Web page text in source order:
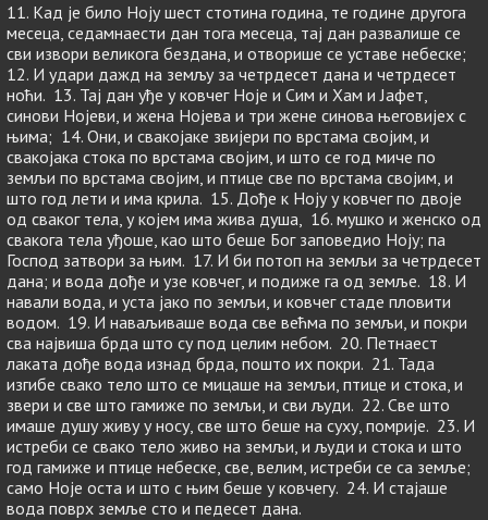
11. Кад је било Ноју шест стотина година, те године другога
месеца, седамнаести дан тога месеца, тај дан развалише се
сви извори великога бездана, и отворише се уставе небеске;
12. И удари дажд на земљу за четрдесет дана и четрдесет
ноћи. 13. Тај дан уђе у ковчег Ноје и Сим и Хам и Јафет,
синови Нојеви, и жена Нојева и три жене синова његовијех с
њима; 14. Они, и свакојаке звијери по врстама својим, и
свакојака стока по врстама својим, и што се год миче по
земљи по врстама својим, и птице све по врстама својим, и
што год лети и има крила. 15. Дође к Ноју у ковчег по двоје
од сваког тела, у којем има жива душа, 16. мушко и женско од
свакога тела уђоше, као што беше Бог заповедио Ноју; па
Господ затвори за њим. 17. И би потоп на земљи за четрдесет
дана; и вода дође и узе ковчег, и подиже га од земље. 18. И
навали вода, и уста јако по земљи, и ковчег стаде пловити
водом. 19. И наваљиваше вода све већма по земљи, и покри
сва највиша брда што су под целим небом. 20. Петнаест
лаката дође вода изнад брда, пошто их покри. 21. Тада
изгибе свако тело што се мицаше на земљи, птице и стока, и
звери и све што гамиже по земљи, и сви људи. 22. Све што
имаше душу живу у носу, све што беше на суху, помрије. 23. И
истреби се свако тело живо на земљи, и људи и стока и што
год гамиже и птице небеске, све, велим, истреби се са земље;
само Ноје оста и што с њим беше у ковчегу. 24. И стајаше
вода поврх земље сто и педесет дана.